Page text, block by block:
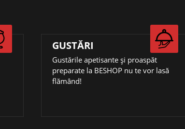
GUSTĂRI
Gustările apetisante și proaspăt
preparate la BESHOP nu te vor lasă
flămând!